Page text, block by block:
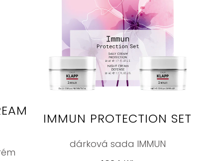
IMMUN PROTECTION SET
dárková sada IMMUN